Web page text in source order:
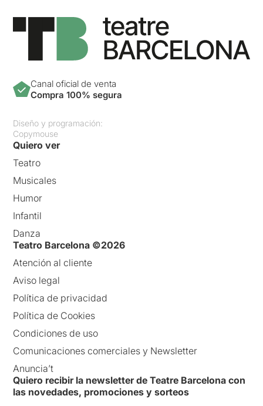
Canal oficial de venta
Compra 100% segura
Diseño y programación:
Copymouse
Quiero ver
Teatro
Musicales
Humor
Infantil
Danza
Teatro Barcelona ©2026
Atención al cliente
Aviso legal
Política de privacidad
Política de Cookies
Condiciones de uso
Comunicaciones comerciales y Newsletter
Anuncia’t
Quiero recibir la newsletter de Teatre Barcelona con
las novedades, promociones y sorteos